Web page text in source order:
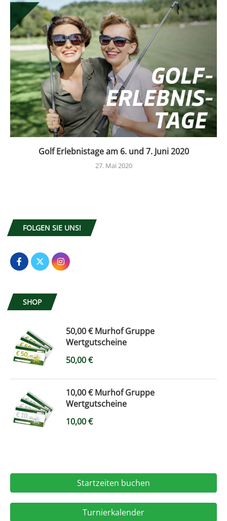
Golf Erlebnistage am 6. und 7. Juni 2020
27. Mai 2020
FOLGEN SIE UNS!
SHOP
50,00 € Murhof Gruppe
Wertgutscheine
50,00€
10,00 € Murhof Gruppe
Wertgutscheine
10,00€
Startzeiten buchen
Turnierkalender